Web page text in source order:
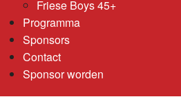
Friese Boys 45+
Programma
Sponsors
Contact
Sponsor worden